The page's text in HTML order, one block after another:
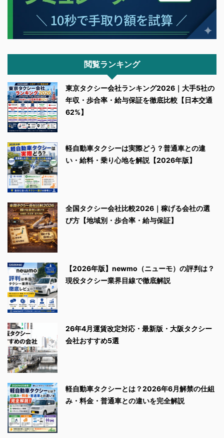
閲覧ランキング
東京タクシー会社ランキング2026｜大手5社の
年収・歩合率・給与保証を徹底比較【日本交通
62%】
軽自動車タクシーは実際どう？普通車との違
い・給料・乗り心地を解説【2026年版】
全国タクシー会社比較2026｜稼げる会社の選
び方【地域別・歩合率・給与保証】
【2026年版】newmo（ニューモ）の評判は？
現役タクシー業界目線で徹底解説
26年4月運賃改定対応・最新版・大阪タクシー
会社おすすめ5選
軽自動車タクシーとは？2026年6月解禁の仕組
み・料金・普通車との違いを完全解説